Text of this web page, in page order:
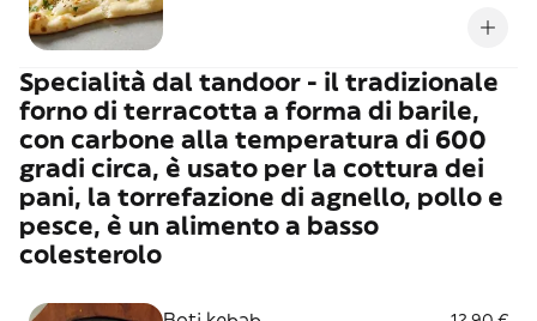
Specialità dal tandoor - il tradizionale
forno di terracotta a forma di barile,
con carbone alla temperatura di 600
gradi circa, è usato per la cottura dei
pani, la torrefazione di agnello, pollo e
pesce, è un alimento a basso
colesterolo